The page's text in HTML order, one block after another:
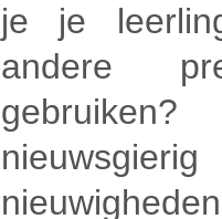
je je
andere